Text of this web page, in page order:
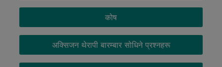
कोष
अक्सिजन थेरापी बारम्बार सोधिने प्रश्नहरू